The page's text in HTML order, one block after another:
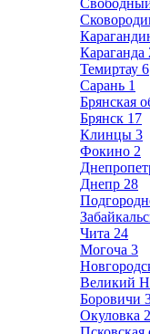
Караганда
Темиртау 6
Сарань 1
Брянская
Брянск 17
Клинцы 3
Фокино 2
Днепр 28
Чита 24
Могоча 3
Великий
Боровичи
Окуловка 2